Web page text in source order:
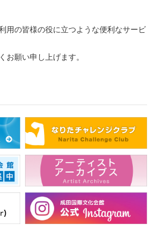
用の皆様の役に立つような便利なサービ
お願い申し上げます。